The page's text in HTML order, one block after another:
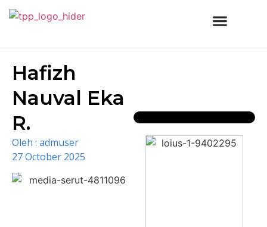
Hafizh
Nauval Eka
R.
Oleh : admuser
27 October 2025